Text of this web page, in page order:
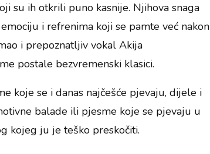
su ih otkrili puno kasnije. Njihova snaga
i refrenima koji se pamte već nakon
i prepoznatljiv vokal Akija
postale bezvremenski klasici.
koje se i danas najčešće pjevaju, dijele i
balade ili pjesme koje se pjevaju u
kojeg ju je teško preskočiti.